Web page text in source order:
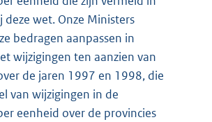
deze wet. Onze Ministers
bedragen aanpassen in
wijzigingen ten aanzien van
de jaren 1997 en 1998, die
van wijzigingen in de
eenheid over de provincies